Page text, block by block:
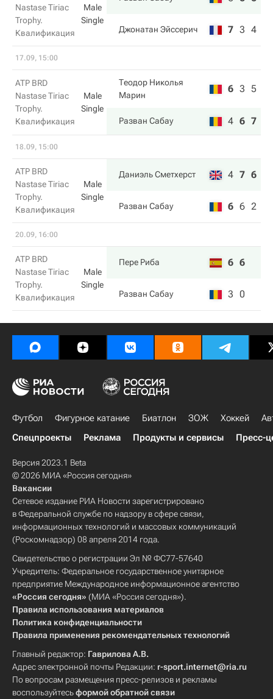
Nastase Tiriac
Trophy.
Квалификация
Male
Single
Джонатан Эйссерич 7 3 4
17.09, 15:00
ATP BRD
Nastase Tiriac
Trophy.
Квалификация
Male
Single
Теодор Николья
Марин
6 3 5
Разван Сабау 4 6 7
18.09, 15:00
ATP BRD
Nastase Tiriac
Trophy.
Квалификация
Male
Single
Даниэль Сметхерст 4 7 6
Разван Сабау 6 6 2
20.09, 16:00
ATP BRD
Nastase Tiriac
Trophy.
Квалификация
Male
Single
Пере Риба 6 6
Разван Сабау 3 0
Футбол Фигурное катание Биатлон ЗОЖ Хоккей
Спецпроекты
Реклама Продукты и сервисы Пресс-
Версия 2023.1 Beta
© 2026 МИА «Россия сегодня»
Вакансии
Сетевое издание РИА Новости зарегистрировано
в Федеральной службе по надзору в сфере связи,
информационных технологий и массовых коммуникаций
(Роскомнадзор) 08 апреля 2014 года.
Свидетельство о регистрации Эл № ФС77-57640
Учредитель: Федеральное государственное унитарное
предприятие Международное информационное агентство
«Россия сегодня» (МИА «Россия сегодня»).
Правила использования материалов
Политика конфиденциальности
Правила применения рекомендательных технологий
Главный редактор: Гаврилова А.В.
Адрес электронной почты Редакции: r-sport.internet@ria.ru
По вопросам размещения пресс-релизов и рекламы
воспользуйтесьформой обратной связи